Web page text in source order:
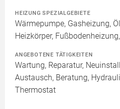
HEIZUNG SPEZIALGEBIETE
Wärmepumpe, Gasheizung,
Heizkörper,
ANGEBOTENE TÄTIGKEITEN
Wartung, Reparatur,
Austausch, Beratung,
Thermostat